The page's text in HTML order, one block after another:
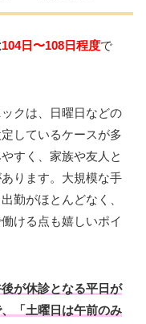
104日〜108日程度で
クは、日曜日などの
しているケースが多
すく、家族や友人と
ります。大規模な手
勤がほとんどなく、
ける点も嬉しいポイ
が休診となる平日が
「土曜日は午前のみ